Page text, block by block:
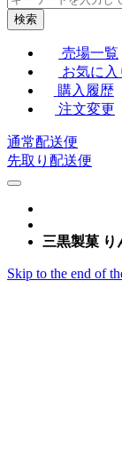
検索
売場一覧
お気に入
購入履歴
注文変更
通常配送便
先取り配送便
三黒製菓 り
Skip to the end of